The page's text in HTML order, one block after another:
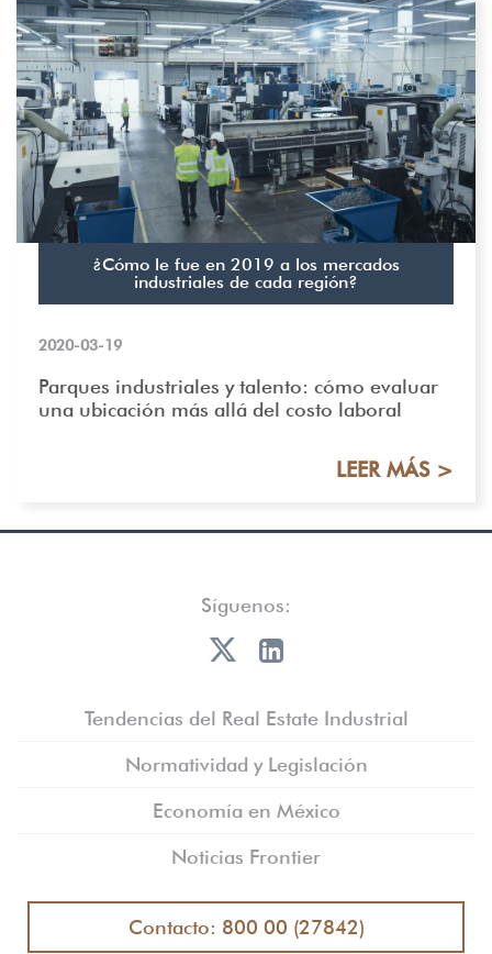
¿Cómo le fue en 2019 a los mercados
industriales de cada región?
2020-03-19
Parques industriales y talento: cómo evaluar
una ubicación más allá del costo laboral
LEER MÁS >
Síguenos:
Tendencias del Real Estate Industrial
Normatividad y Legislación
Economía en México
Noticias Frontier
Contacto: 800 00 (27842)